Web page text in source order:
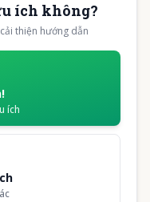
ích không?
thiện hướng dẫn
ích